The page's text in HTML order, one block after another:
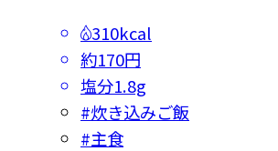
310kcal
約170円
塩分1.8g
#炊き込みご飯
#主食